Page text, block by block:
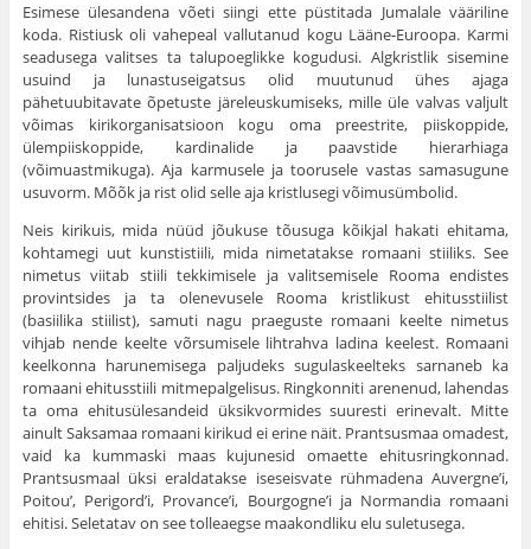
Esimese ülesandena võeti siingi ette püstitada Jumalale vääriline
koda. Ristiusk oli vahepeal vallu­tanud kogu Lääne-Euroopa. Karmi
seadusega valit­ses ta talupoeglikke kogudusi. Algkristlik sisemine
usuind ja lunastuseigatsus olid muutunud ühes ajaga
pähetuubitavate õpetuste järeleuskumiseks, mille üle valvas valjult
võimas kirikorganisatsioon kogu oma preestrite, piiskoppide,
ülempiiskoppide, kardinalide ja paavstide hierarhiaga
(võimuastmikuga). Aja karmusele ja toorusele vastas samasugune
usuvorm. Mõõk ja rist olid selle aja kristlusegi võimusümbolid.
Neis kirikuis, mida nüüd jõukuse tõusuga kõikjal hakati ehitama,
kohtamegi uut kunstistiili, mida nimetatakse romaani stiiliks. See
nimetus viitab stiili tekkimisele ja valitsemisele Rooma endis­tes
provintsides ja ta olenevusele Rooma kristlikust ehitusstiilist
(basiilika stiilist), samuti nagu praeguste romaani keelte nimetus
vihjab nende keelte võrsumi­sele lihtrahva ladina keelest. Romaani
keelkonna harunemisega paljudeks sugulaskeelteks sarnaneb ka
romaani ehitusstiili mitmepalgelisus. Ringkonniti arenenud, lahendas
ta oma ehitusülesandeid üksikvormides suuresti erinevalt. Mitte
ainult Saksamaa romaani kirikud ei erine näit. Prantsusmaa omadest,
vaid ka kummaski maas kujunesid omaette ehitusringkonnad.
Prantsusmaal üksi eraldatakse iseseisvate rühmadena Auvergne’i,
Poitou’, Perigord’i, Provance’i, Bourgogne’i ja Normandia romaani
ehitisi. Sele­tatav on see tolleaegse maakondliku elu suletusega.